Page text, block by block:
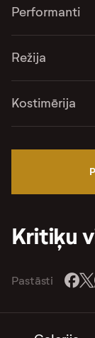
Performanti
Režija
Kostimērija
Kritiķu
Pastāsti